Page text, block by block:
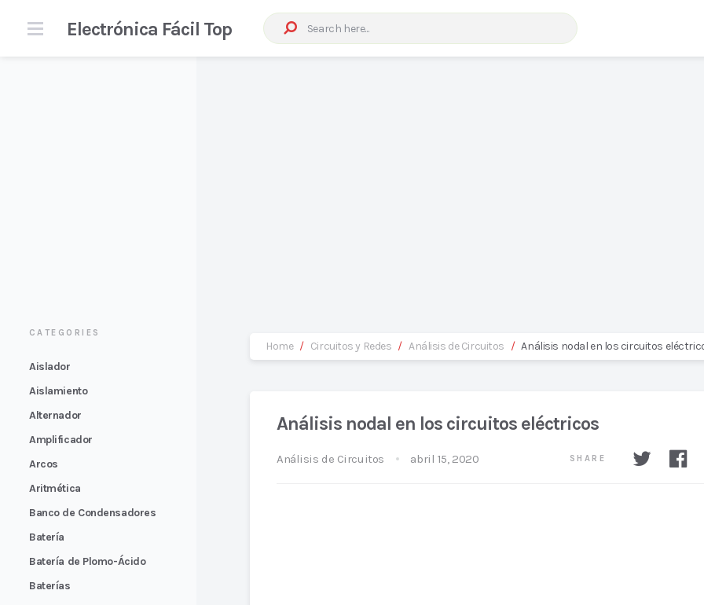
Electrónica Fácil Top
CATEGORIES
Aislador
Aislamiento
Alternador
Amplificador
Arcos
Aritmética
Banco de Condensadores
Batería
Batería de Plomo-Ácido
Baterías
Home / Circuitos y Redes / Análisis de Circuitos / Análisis nodal en los circuitos
Análisis nodal en los circuitos eléctricos
Análisis de Circuitos abril 15, 2020 SHARE